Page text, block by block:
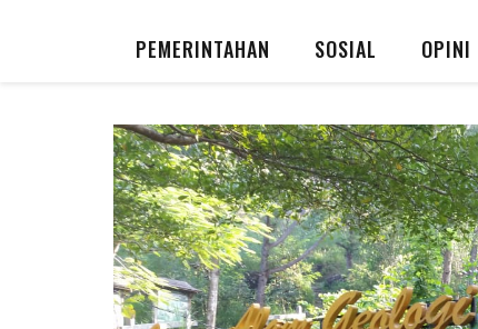
PEMERINTAHAN SOSIAL OPINI